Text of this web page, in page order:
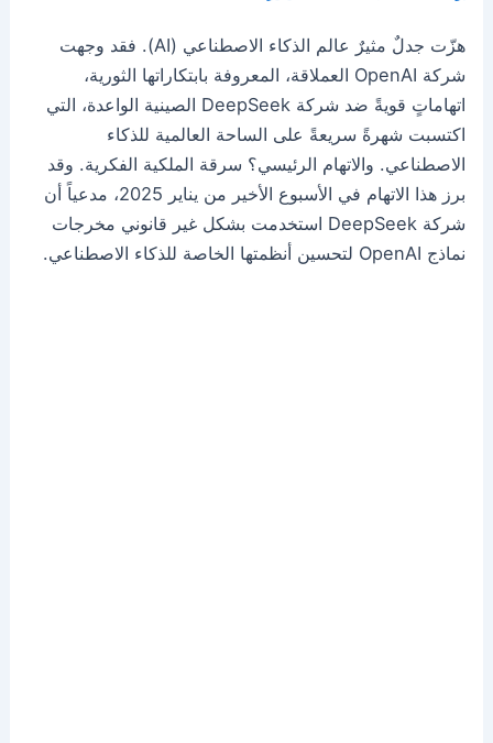
هزّت جدلٌ مثيرٌ عالم الذكاء الاصطناعي (AI). فقد وجهت
شركة OpenAI العملاقة، المعروفة بابتكاراتها الثورية،
اتهاماتٍ قويةً ضد شركة DeepSeek الصينية الواعدة، التي
اكتسبت شهرةً سريعةً على الساحة العالمية للذكاء
الاصطناعي. والاتهام الرئيسي؟ سرقة الملكية الفكرية. وقد
برز هذا الاتهام في الأسبوع الأخير من يناير 2025، مدعياً أن
شركة DeepSeek استخدمت بشكل غير قانوني مخرجات
نماذج OpenAI لتحسين أنظمتها الخاصة للذكاء الاصطناعي.